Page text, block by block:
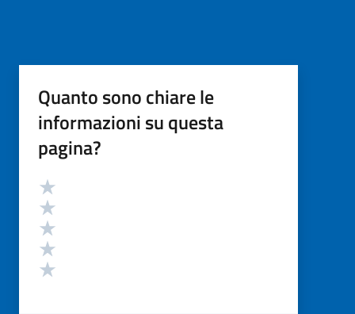
Quanto sono chiare le
informazioni su questa
pagina?
Valutazione